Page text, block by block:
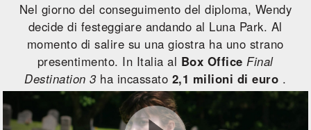
Nel giorno del conseguimento del diploma, Wendy
decide di festeggiare andando al Luna Park. Al
momento di salire su una giostra ha uno strano
presentimento. In Italia al Box Office Final
Destination 3ha incassato 2,1 milioni di euro .